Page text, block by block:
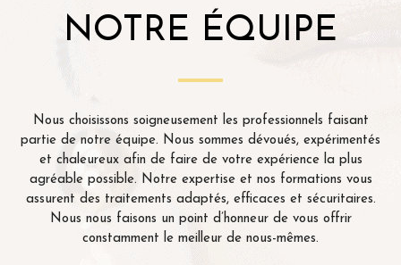
NOTRE ÉQUIPE
Nous choisissons soigneusement les professionnels faisant
partie de notre équipe. Nous sommes dévoués, expérimentés
et chaleureux afin de faire de votre expérience la plus
agréable possible. Notre expertise et nos formations vous
assurent des traitements adaptés, efficaces et sécuritaires.
Nous nous faisons un point d’honneur de vous offrir
constamment le meilleur de nous-mêmes.